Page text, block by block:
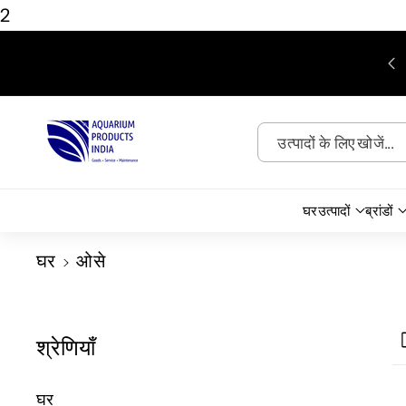
2
उत्पादों के लिए खोजें...
घरउत्पादों ब्रांडों
घर ओसे
श्रेणियाँ
घर